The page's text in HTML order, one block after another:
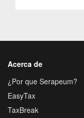
Acerca de
¿Por que Serapeum?
EasyTax
TaxBreak